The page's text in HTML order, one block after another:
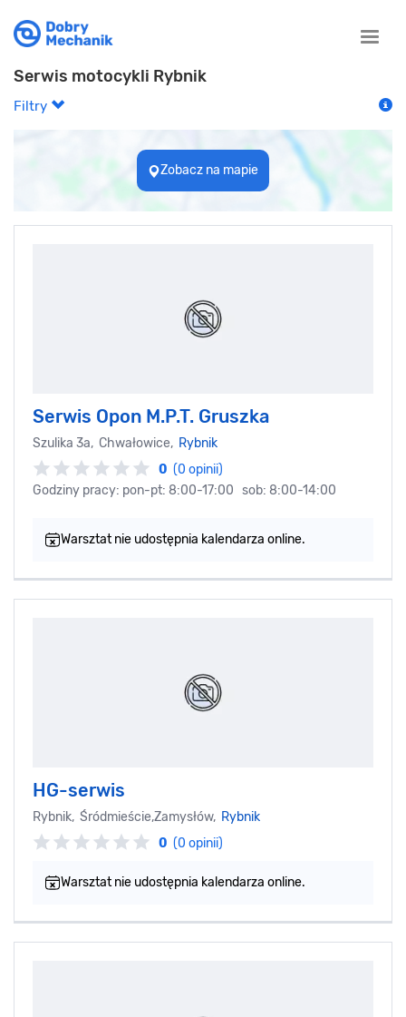
Toggle
Serwis motocykli Rybnik
Filtry
Zobacz na mapie
Serwis Opon M.P.T. Gruszka
Szulika 3a, Chwałowice, Rybnik
0 (0 opinii)
Godziny pracy: pon-pt: 8:00-17:00 sob: 8:00-14:00
Warsztat nie udostępnia kalendarza online.
HG-serwis
Rybnik, Śródmieście,Zamysłów, Rybnik
0 (0 opinii)
Warsztat nie udostępnia kalendarza online.